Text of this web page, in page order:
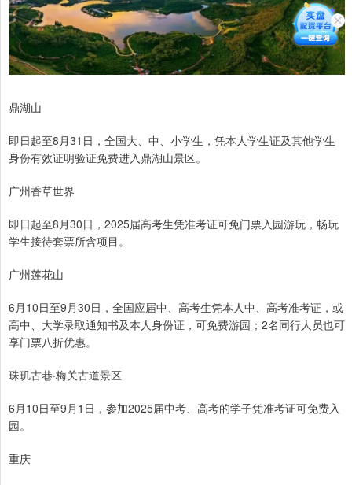
鼎湖山
即日起至8月31日，全国大、中、小学生，凭本人学生证及其他学生
身份有效证明验证免费进入鼎湖山景区。
广州香草世界
即日起至8月30日，2025届高考生凭准考证可免门票入园游玩，畅玩
学生接待套票所含项目。
广州莲花山
6月10日至9月30日，全国应届中、高考生凭本人中、高考准考证，或
高中、大学录取通知书及本人身份证，可免费游园；2名同行人员也可
享门票八折优惠。
珠玑古巷·梅关古道景区
6月10日至9月1日，参加2025届中考、高考的学子凭准考证可免费入
园。
重庆